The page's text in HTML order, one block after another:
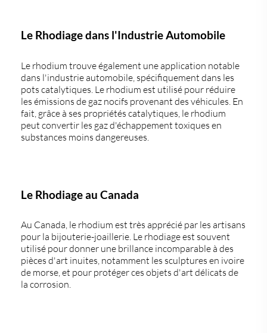
Le Rhodiage dans l'Industrie Automobile
Le rhodium trouve également une application notable
dans l'industrie automobile, spécifiquement dans les
pots catalytiques. Le rhodium est utilisé pour réduire
les émissions de gaz nocifs provenant des véhicules. En
fait, grâce à ses propriétés catalytiques, le rhodium
peut convertir les gaz d'échappement toxiques en
substances moins dangereuses.
Le Rhodiage au Canada
Au Canada, le rhodium est très apprécié par les artisans
pour la bijouterie-joaillerie. Le rhodiage est souvent
utilisé pour donner une brillance incomparable à des
pièces d'art inuites, notamment les sculptures en ivoire
de morse, et pour protéger ces objets d'art délicats de
la corrosion.